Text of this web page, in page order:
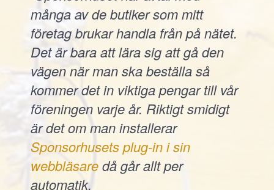
många av de butiker som mitt
företag brukar handla från på nätet.
Det är bara att lära sig att gå den
vägen när man ska beställa så
kommer det in viktiga pengar till vår
föreningen varje år. Riktigt smidigt
är det om man installerar
Sponsorhusets plug-in i sin
webbläsaredå går allt per
automatik.